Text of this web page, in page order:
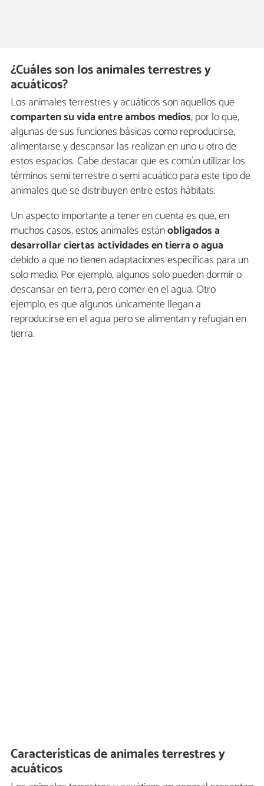
¿Cuáles son los animales terrestres y
acuáticos?
Los animales terrestres y acuáticos son aquellos que
comparten su vida entre ambos medios, por lo que,
algunas de sus funciones básicas como reproducirse,
alimentarse y descansar las realizan en uno u otro de
estos espacios. Cabe destacar que es común utilizar los
términos semi terrestre o semi acuático para este tipo de
animales que se distribuyen entre estos hábitats.
Un aspecto importante a tener en cuenta es que, en
muchos casos, estos animales estánobligados a
desarrollar ciertas actividades en tierra o agua
debido a que no tienen adaptaciones específicas para un
solo medio. Por ejemplo, algunos solo pueden dormir o
descansar en tierra, pero comer en el agua. Otro
ejemplo, es que algunos únicamente llegan a
reproducirse en el agua pero se alimentan y refugian en
tierra.
Características de animales terrestres y
acuáticos